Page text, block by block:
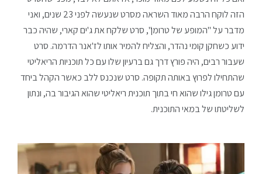
הזה לוקח הרבה מאוד השראה מסרט שנעשה לפני 23 שנים, ואני
מדבר על "המופע של טרומן", סרט שלקח את ג'ים קארי, שהיה כבר
ידוע כשחקן קומי נהדר, והצליח להמיר אותו לז'אנר הדרמה. סרט
שעבור רבים, היה פורץ דרך גם ברעיון שלו עם כל תוכניות הריאליטי
שהתחילו לפרוץ באותה תקופה. סרט שנכנס ללב כאשר הקהל ביחד
עם טרומן גילו שהוא חי בתוך תוכנית ריאליטי שהוא הגיבור בה, ונתון
לשליטתו של במאי התוכנית.